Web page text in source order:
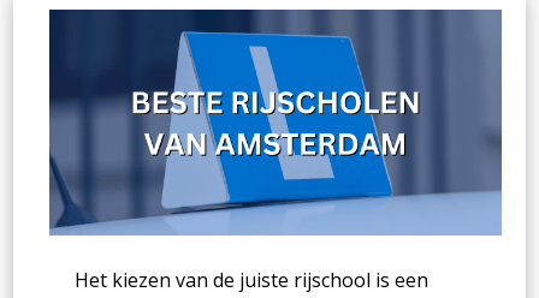
Het kiezen van de juiste rijschool is een